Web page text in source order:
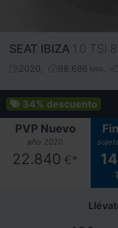
SEAT IBIZA 1.0 TSI
2020 98.686 kms
34% descuento
PVP Nuevo
año 2020
22.840 €*